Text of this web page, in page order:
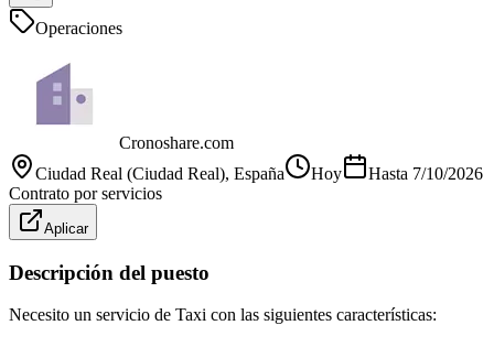
Operaciones
Cronoshare.com
Ciudad Real (Ciudad Real), España Hoy Hasta 7/10/2026
Contrato por servicios
Aplicar
Descripción del puesto
Necesito un servicio de Taxi con las siguientes características: